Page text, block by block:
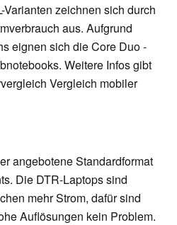
zeichnen sich durch
aus. Aufgrund
eignen sich die Core Duo -
Weitere Infos gibt
Vergleich mobiler
angebotene Standardformat
Die DTR-Laptops sind
mehr Strom, dafür sind
Auflösungen kein Problem.